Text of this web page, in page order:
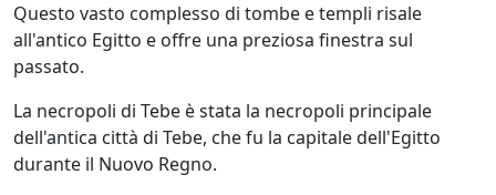
Questo vasto complesso di tombe e templi risale
all'antico Egitto e offre una preziosa finestra sul
passato.
La necropoli di Tebe è stata la necropoli principale
dell'antica città di Tebe, che fu la capitale dell'Egitto
durante il Nuovo Regno.